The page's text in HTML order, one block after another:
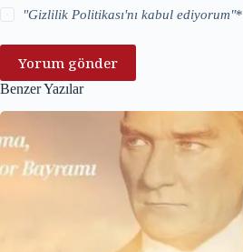
"Gizlilik Politikası'nı kabul ediyorum"*
Yorum gönder
Benzer Yazılar